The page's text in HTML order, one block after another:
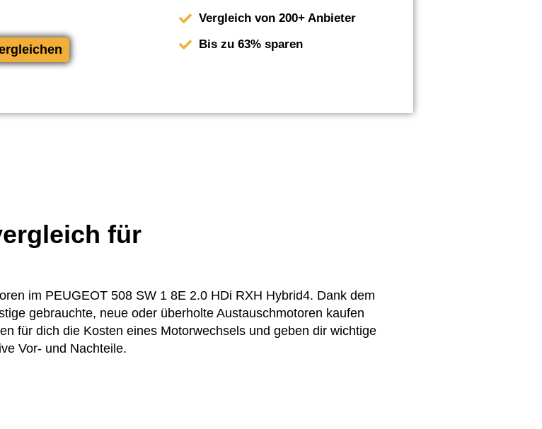
Vergleich von 200+ Anbieter
Bis zu 63% sparen
für
im PEUGEOT 508 SW 1 8E 2.0 HDi RXH Hybrid4. Dank dem
gebrauchte, neue oder überholte Austauschmotoren kaufen
für dich die Kosten eines Motorwechsels und geben dir wichtige
Vor- und Nachteile.